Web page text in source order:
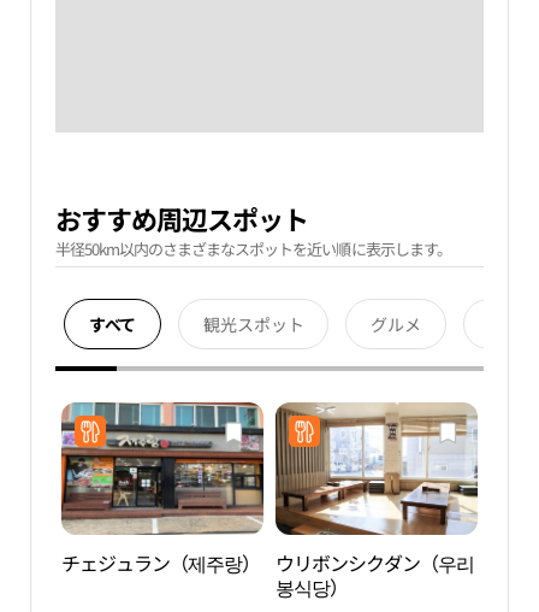
おすすめ周辺スポット
半径50km以内のさまざまなスポットを近い順に表示します。
すべて 観光スポット グルメ
チェジュラン（제주랑）
ウリボンシクダン（우리
봉식당）